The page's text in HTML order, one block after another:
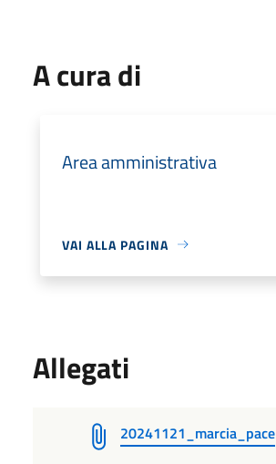
A cura di
Area amministrativa
VAI ALLA PAGINA
Allegati
20241121_marcia_pace